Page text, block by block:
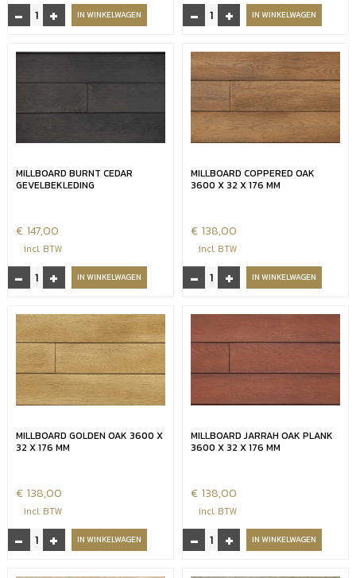
-
Millboard
Antique
3600
32
176
aantal
+ IN WINKELWAGEN -
Millboard
basalt
3600
32
mm
+ IN WINKELWAGEN
MILLBOARD BURNT CEDAR
GEVELBEKLEDING
€ 147,00
incl. BTW
-
Millboard
Burnt
gevelbekleding
aantal
+ IN WINKELWAGEN
MILLBOARD COPPERED OAK
3600 X 32 X 176 MM
€ 138,00
incl. BTW
-
Millboard
Coppered
mm
+ IN WINKELWAGEN
MILLBOARD GOLDEN OAK 3600 X
32 X 176 MM
€ 138,00
incl. BTW
-
Millboard
Golden + IN WINKELWAGEN
MILLBOARD JARRAH OAK PLANK
3600 X 32 X 176 MM
€ 138,00
incl. BTW
-
Millboard
Jarrah
+ IN WINKELWAGEN